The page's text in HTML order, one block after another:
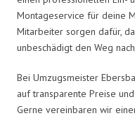
Montageservice für deine
Mitarbeiter sorgen dafür,
unbeschädigt den Weg
Bei Umzugsmeister
auf transparente Preise
Gerne vereinbaren wir